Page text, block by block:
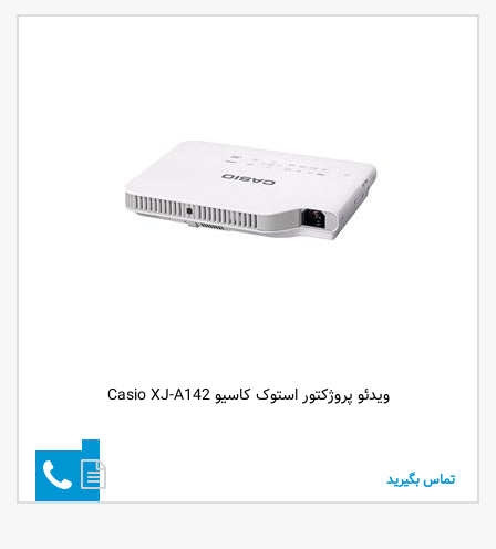
ویدئو پروژکتور استوک کاسیو Casio XJ-A142
تماس بگیرید